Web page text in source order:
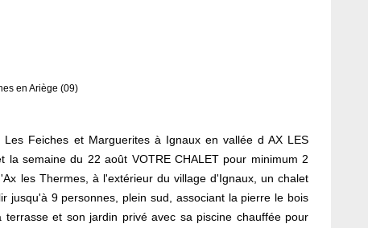
en Ariège (09)
Feiches et Marguerites à Ignaux en vallée d AX LES
semaine du 22 août VOTRE CHALET pour minimum 2
les Thermes, à l'extérieur du village d'Ignaux, un chalet
jusqu'à 9 personnes, plein sud, associant la pierre le bois
et son jardin privé avec sa piscine chauffée pour